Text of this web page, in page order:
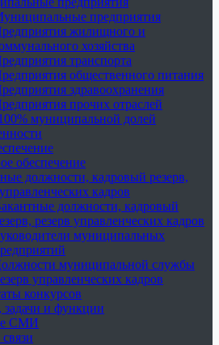
предприятия
жилищного и
хозяйства
транспорта
общественного питания
здравоохранения
прочих отраслей
муниципальной долей
обеспечение
должности, кадровый резерв,
кадров
должности, кадровый
резерв управленческих кадров
муниципальных
муниципальной службы
управленческих кадров
конкурсов
и функции
СМИ